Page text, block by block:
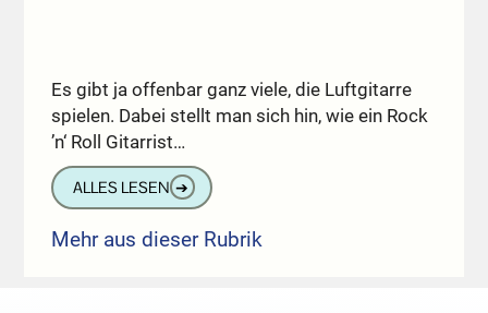
Es gibt ja offenbar ganz viele, die Luftgitarre
spielen. Dabei stellt man sich hin, wie ein Rock
’n‘ Roll Gitarrist…
ALLES LESEN ➔
Mehr aus dieser Rubrik